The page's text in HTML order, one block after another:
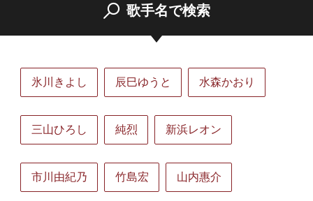
歌手名で検索
氷川きよし 辰巳ゆうと 水森かおり
三山ひろし 純烈 新浜レオン
市川由紀乃 竹島宏 山内惠介